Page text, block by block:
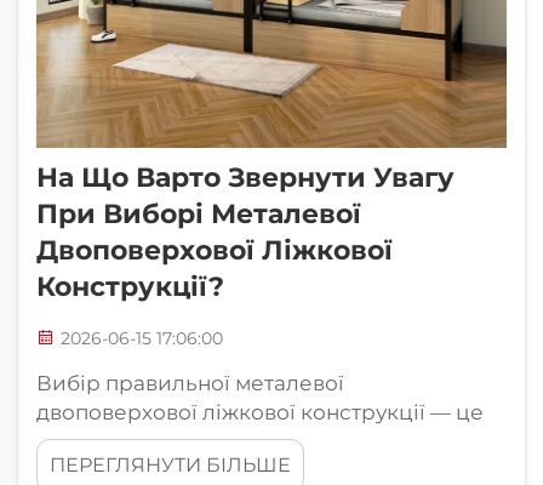
На Що Варто Звернути Увагу
При Виборі Металевої
Двоповерхової Ліжкової
Конструкції?
2026-06-15 17:06:00
Вибір правильної металевої
двоповерхової ліжкової конструкції — це
рішення, яке має більше значення, ніж
може здаватися на перший погляд.
ПЕРЕГЛЯНУТИ БІЛЬШЕ